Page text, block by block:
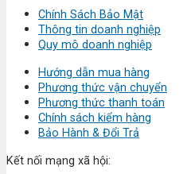
Chính Sách Bảo Mật
Thông tin doanh nghiệp
Quy mô doanh nghiệp
Hướng dẫn mua hàng
Phương thức vận chuyển
Phương thức thanh toán
Chính sách kiểm hàng
Bảo Hành & Đổi Trả
Kết nối mạng xã hội: